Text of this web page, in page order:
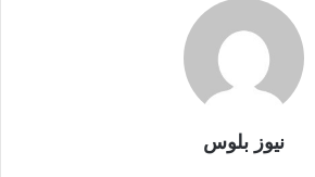
نيوز بلوس